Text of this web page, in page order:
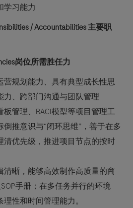
学习能力
/ Accountabilities 主要职
岗位所需胜任力
营规划能力、具有典型成长性思
力、跨部门沟通与团队管理
管理、RACI模型等项目管理工
推意识与“闭环思维”，善于在多
清优先级，推进项目节点的按时
清晰，能够高效制作高质量的商
手册；在多任务并行的环境
性和时间管理能力。